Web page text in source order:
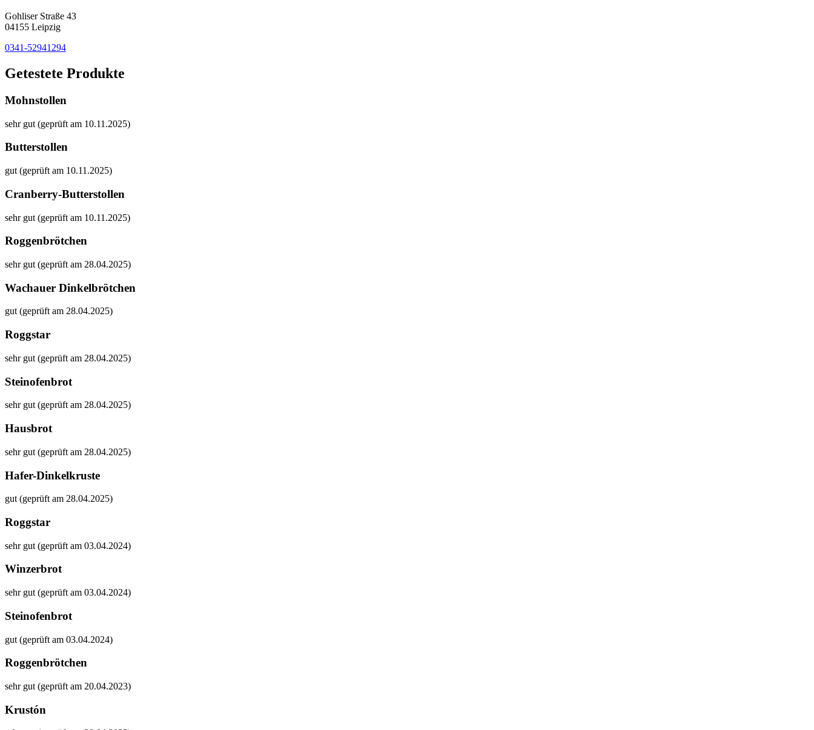
Gohliser Straße 43
04155 Leipzig
0341-52941294
Getestete Produkte
Mohnstollen
sehr gut (geprüft am 10.11.2025)
Butterstollen
gut (geprüft am 10.11.2025)
Cranberry-Butterstollen
sehr gut (geprüft am 10.11.2025)
Roggenbrötchen
sehr gut (geprüft am 28.04.2025)
Wachauer Dinkelbrötchen
gut (geprüft am 28.04.2025)
Roggstar
sehr gut (geprüft am 28.04.2025)
Steinofenbrot
sehr gut (geprüft am 28.04.2025)
Hausbrot
sehr gut (geprüft am 28.04.2025)
Hafer-Dinkelkruste
gut (geprüft am 28.04.2025)
Roggstar
sehr gut (geprüft am 03.04.2024)
Winzerbrot
sehr gut (geprüft am 03.04.2024)
Steinofenbrot
gut (geprüft am 03.04.2024)
Roggenbrötchen
sehr gut (geprüft am 20.04.2023)
Krustón